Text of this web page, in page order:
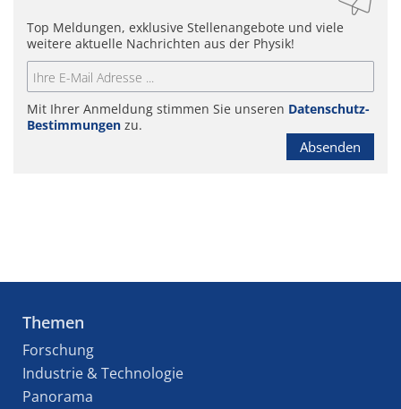
Top Meldungen, exklusive Stellenangebote und viele
weitere aktuelle Nachrichten aus der Physik!
Mit Ihrer Anmeldung stimmen Sie unseren Datenschutz-
Bestimmungen zu.
Absenden
Themen
Forschung
Industrie & Technologie
Panorama